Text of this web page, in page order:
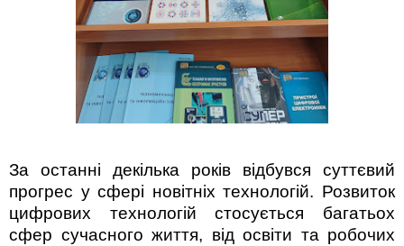
За останні декілька років відбувся суттєвий
прогрес у сфері новітніх технологій. Розвиток
цифрових технологій стосується багатьох
сфер сучасного життя, від освіти та робочих